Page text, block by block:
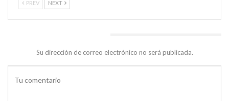
PREV NEXT
Su dirección de correo electrónico no será publicada.